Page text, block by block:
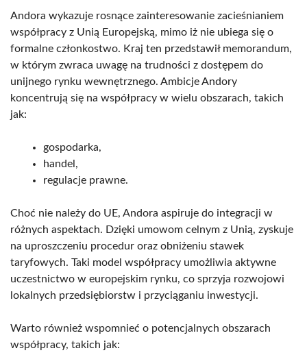
Andora wykazuje rosnące zainteresowanie zacieśnianiem
współpracy z Unią Europejską, mimo iż nie ubiega się o
formalne członkostwo. Kraj ten przedstawił memorandum,
w którym zwraca uwagę na trudności z dostępem do
unijnego rynku wewnętrznego. Ambicje Andory
koncentrują się na współpracy w wielu obszarach, takich
jak:
gospodarka,
handel,
regulacje prawne.
Choć nie należy do UE, Andora aspiruje do integracji w
różnych aspektach. Dzięki umowom celnym z Unią, zyskuje
na uproszczeniu procedur oraz obniżeniu stawek
taryfowych. Taki model współpracy umożliwia aktywne
uczestnictwo w europejskim rynku, co sprzyja rozwojowi
lokalnych przedsiębiorstw i przyciąganiu inwestycji.
Warto również wspomnieć o potencjalnych obszarach
współpracy, takich jak: